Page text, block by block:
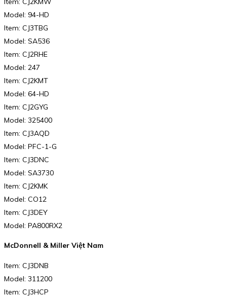
Model: 94-HD
Item: CJ3TBG
Model: SA536
Item: CJ2RHE
Model: 247
Item: CJ2KMT
Model: 64-HD
Item: CJ2GYG
Model: 325400
Item: CJ3AQD
Model: PFC-1-G
Item: CJ3DNC
Model: SA3730
Item: CJ2KMK
Model: CO12
Item: CJ3DEY
Model: PA800RX2
McDonnell & Miller Việt Nam
Item: CJ3DNB
Model: 311200
Item: CJ3HCP